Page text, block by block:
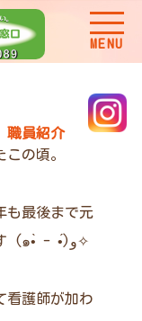
職員紹介
の頃。
も最後まで元
気いっぱいに過ごしたいと思います (๑•̀ - •́)و✧
看護師が加わ
MENU